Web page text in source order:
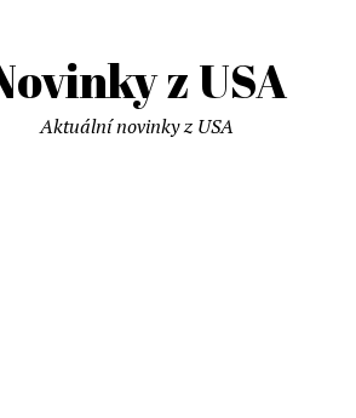
z USA
Aktuální novinky z USA